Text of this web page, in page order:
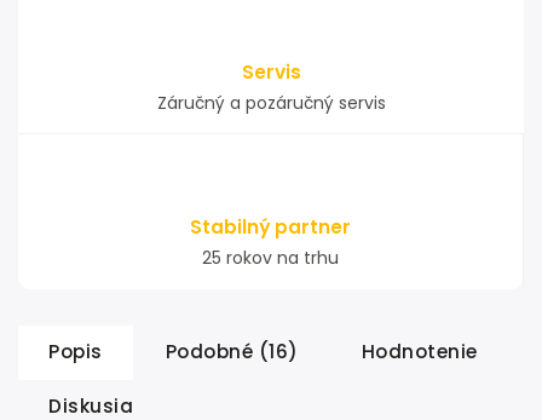
Servis
Záručný a pozáručný servis
Stabilný partner
25 rokov na trhu
Popis Podobné (16) Hodnotenie
Diskusia